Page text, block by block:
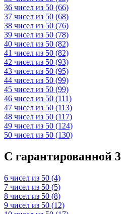
36 чисел из 50 (66)
37 чисел из 50 (68)
38 чисел из 50 (76)
39 чисел из 50 (78)
40 чисел из 50 (82)
41 чисел из 50 (82)
42 чисел из 50 (93)
43 чисел из 50 (95)
44 чисел из 50 (99)
45 чисел из 50 (99)
46 чисел из 50 (111)
47 чисел из 50 (113)
48 чисел из 50 (117)
49 чисел из 50 (124)
50 чисел из 50 (130)
C гарантированной 3
6 чисел из 50 (4)
7 чисел из 50 (5)
8 чисел из 50 (8)
9 чисел из 50 (12)